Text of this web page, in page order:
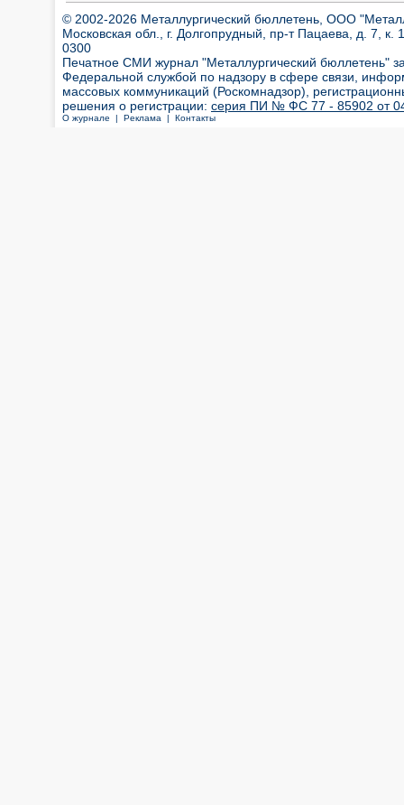
© 2002-2026 Металлургический бюллетень, ООО
Московская обл., г. Долгопрудный, пр-т Пацаева, д. 7,
0300
Печатное СМИ журнал "Металлургический бюллетень"
Федеральной службой по надзору в сфере связи,
массовых коммуникаций (Роскомнадзор),
решения о регистрации: серия ПИ № ФС 77 - 85902 от 04
О журнале | Реклама | Контакты